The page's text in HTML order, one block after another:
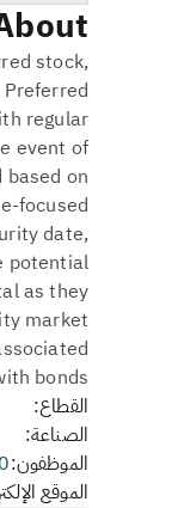
stock,
regular
event of
on
focused
date,
potential
as they
market
bonds.
القطاع:
الصناعة:
الموظفون:0
الموقع